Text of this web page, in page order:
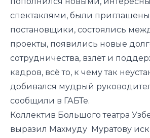
спектаклями, были
постановщики, состоялись
проекты, появились новые
сотрудничества, взлёт и
кадров, всё то, к чему так
добивался мудрый
сообщили в ГАБТе.
Коллектив Большого театра
выразил Махмуду Муратову